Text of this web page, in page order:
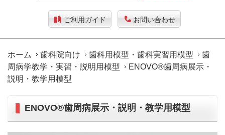
ご利用ガイド お問い合わせ
ホーム 歯科院向け 歯科用模型・歯科実習用模型
歯
周病学教学・実習・説明用模型
ENOVO®歯周病展示・
説明・教学用模型
ENOVO®歯周病展示・説明・教学用模型